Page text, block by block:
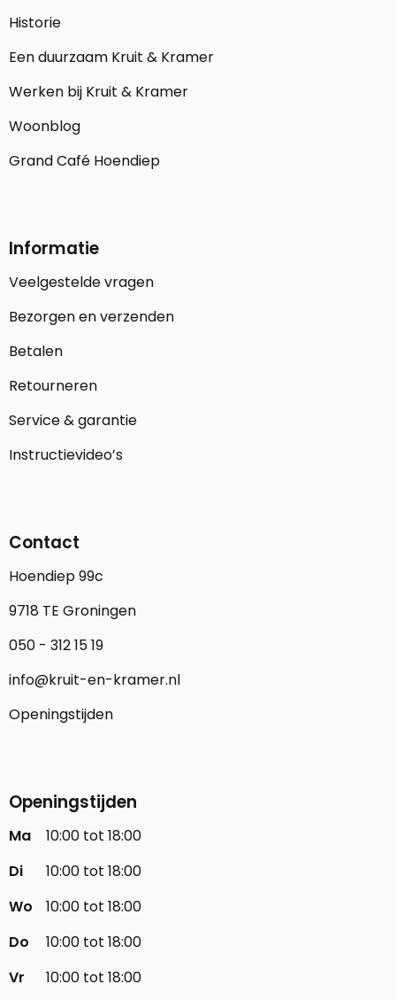
Historie
Een duurzaam Kruit & Kramer
Werken bij Kruit & Kramer
Woonblog
Grand Café Hoendiep
Informatie
Veelgestelde vragen
Bezorgen en verzenden
Betalen
Retourneren
Service & garantie
Instructievideo’s
Contact
Hoendiep 99c
9718 TE Groningen
050 - 312 15 19
info@kruit-en-kramer.nl
Openingstijden
Openingstijden
Ma
10:00 tot 18:00
Di
10:00 tot 18:00
Wo
10:00 tot 18:00
Do
10:00 tot 18:00
Vr
10:00 tot 18:00